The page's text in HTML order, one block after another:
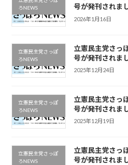
ろNEWS
号が発刊されま
2026年1月16日
立憲民主党さっぽ
ろNEWS
立憲民主党さっ
号が発刊されま
2025年12月24日
立憲民主党さっぽ
ろNEWS
立憲民主党さっ
号が発刊されま
2025年12月19日
立憲民主党さっぽ
ろNEWS
立憲民主党さっ
号が発刊されま